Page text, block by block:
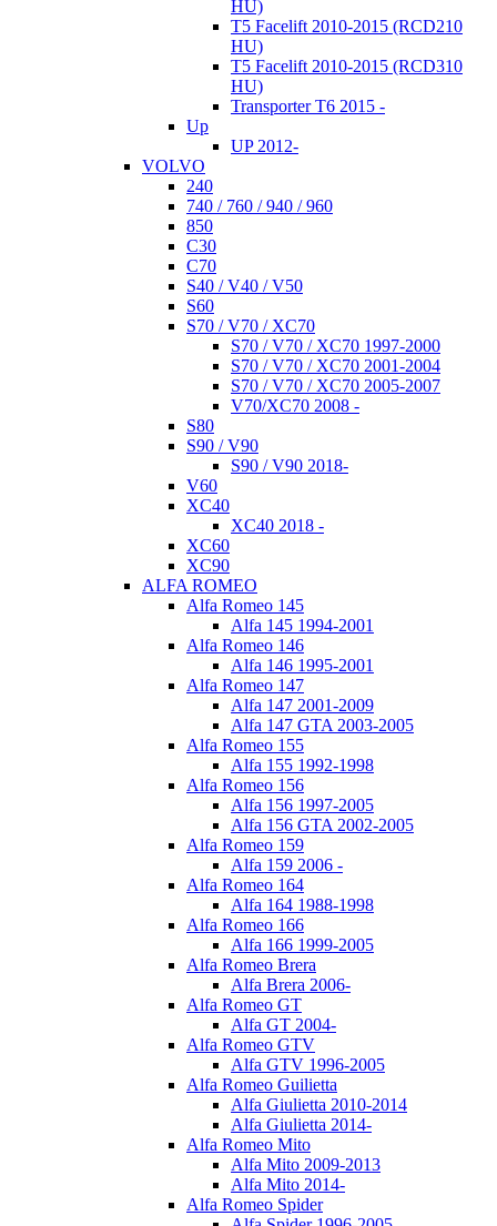
HU)
T5 Facelift 2010-2015 (RCD210
HU)
T5 Facelift 2010-2015 (RCD310
HU)
Transporter T6 2015 -
Up
UP 2012-
VOLVO
240
740 / 760 / 940 / 960
850
C30
C70
S40 / V40 / V50
S60
S70 / V70 / XC70
S70 / V70 / XC70 1997-2000
S70 / V70 / XC70 2001-2004
S70 / V70 / XC70 2005-2007
V70/XC70 2008 -
S80
S90 / V90
S90 / V90 2018-
V60
XC40
XC40 2018 -
XC60
XC90
ALFA ROMEO
Alfa Romeo 145
Alfa 145 1994-2001
Alfa Romeo 146
Alfa 146 1995-2001
Alfa Romeo 147
Alfa 147 2001-2009
Alfa 147 GTA 2003-2005
Alfa Romeo 155
Alfa 155 1992-1998
Alfa Romeo 156
Alfa 156 1997-2005
Alfa 156 GTA 2002-2005
Alfa Romeo 159
Alfa 159 2006 -
Alfa Romeo 164
Alfa 164 1988-1998
Alfa Romeo 166
Alfa 166 1999-2005
Alfa Romeo Brera
Alfa Brera 2006-
Alfa Romeo GT
Alfa GT 2004-
Alfa Romeo GTV
Alfa GTV 1996-2005
Alfa Romeo Guilietta
Alfa Giulietta 2010-2014
Alfa Giulietta 2014-
Alfa Romeo Mito
Alfa Mito 2009-2013
Alfa Mito 2014-
Alfa Romeo Spider